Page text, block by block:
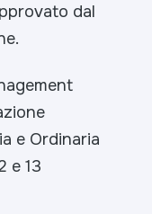
dal
e Ordinaria
e 13